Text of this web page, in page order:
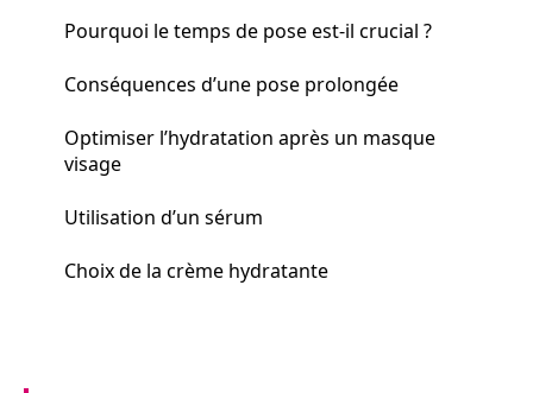
Pourquoi le temps de pose est-il crucial ?
Conséquences d’une pose prolongée
Optimiser l’hydratation après un masque
visage
Utilisation d’un sérum
Choix de la crème hydratante